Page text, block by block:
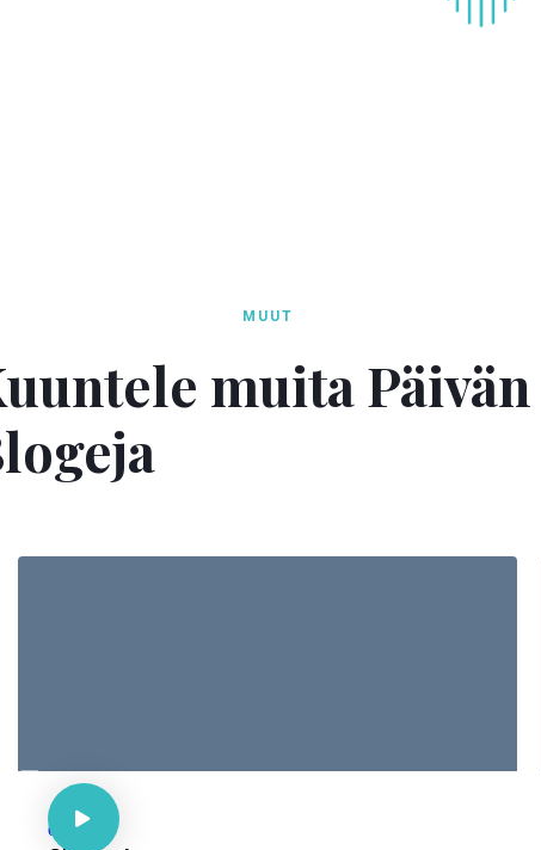
MUUT
muita Päivän
Ps 85:9

66